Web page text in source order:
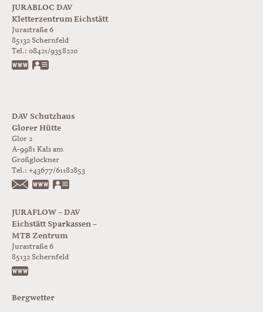
JURABLOC DAV
Kletterzentrum Eichstätt
Jurastraße 6
85132 Schernfeld
Tel.: 08421/9358220
www.jurabloc.de
DAV Schutzhaus
Glorer Hütte
Glor 2
A-9981 Kals am
Großglockner
Tel.: +43677/61182853
https://www.glorer-huette.at/
JURAFLOW – DAV
Eichstätt Sparkassen –
MTB Zentrum
Jurastraße 6
85132 Schernfeld
Bergwetter